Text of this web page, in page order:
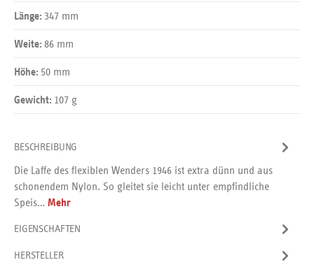
Länge: 347 mm
Weite: 86 mm
Höhe: 50 mm
Gewicht: 107 g
BESCHREIBUNG
Die Laffe des flexiblen Wenders 1946 ist extra dünn und aus
schonendem Nylon. So gleitet sie leicht unter empfindliche
Speis… Mehr
EIGENSCHAFTEN
HERSTELLER